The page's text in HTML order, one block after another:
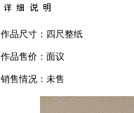
作品尺寸：四尺整纸
作品售价：面议
销售情况：未售